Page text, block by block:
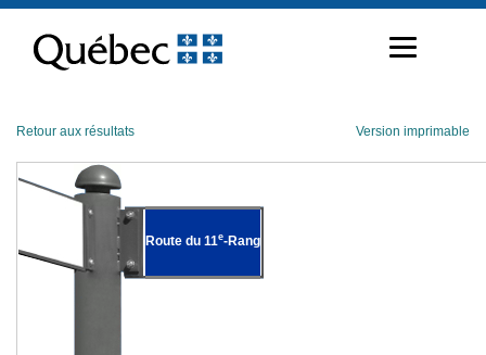
contenu
Retour aux résultats Version imprimable
Route du 11e-Rang